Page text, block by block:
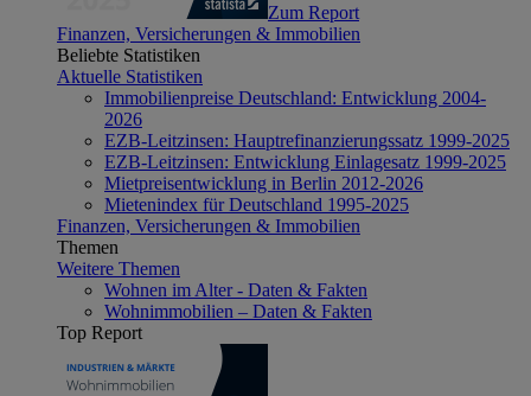
Zum Report
Finanzen, Versicherungen & Immobilien
Beliebte Statistiken
Aktuelle Statistiken
Immobilienpreise Deutschland: Entwicklung 2004-
2026
EZB-Leitzinsen: Hauptrefinanzierungssatz 1999-2025
EZB-Leitzinsen: Entwicklung Einlagesatz 1999-2025
Mietpreisentwicklung in Berlin 2012-2026
Mietenindex für Deutschland 1995-2025
Finanzen, Versicherungen & Immobilien
Themen
Weitere Themen
Wohnen im Alter - Daten & Fakten
Wohnimmobilien – Daten & Fakten
Top Report